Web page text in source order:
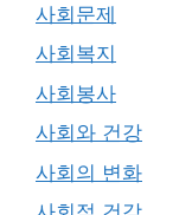
사회문제
사회복지
사회봉사
사회와 건강
사회의 변화